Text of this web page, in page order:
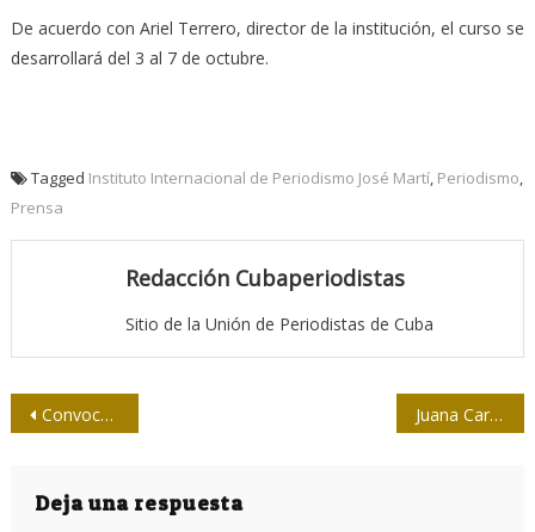
De acuerdo con Ariel Terrero, director de la institución, el curso se
desarrollará del 3 al 7 de octubre.
Tagged Instituto Internacional de Periodismo José Martí, Periodismo
Prensa
Redacción Cubaperiodistas
Sitio de la Unión de Periodistas de Cuba
Navegación
entradas
Convocatoria al Premio Anual de Periodismo Económico 2022 Juana Carrasco: “Quiero estar en la vida, no pensar en ella”
Deja una respuesta